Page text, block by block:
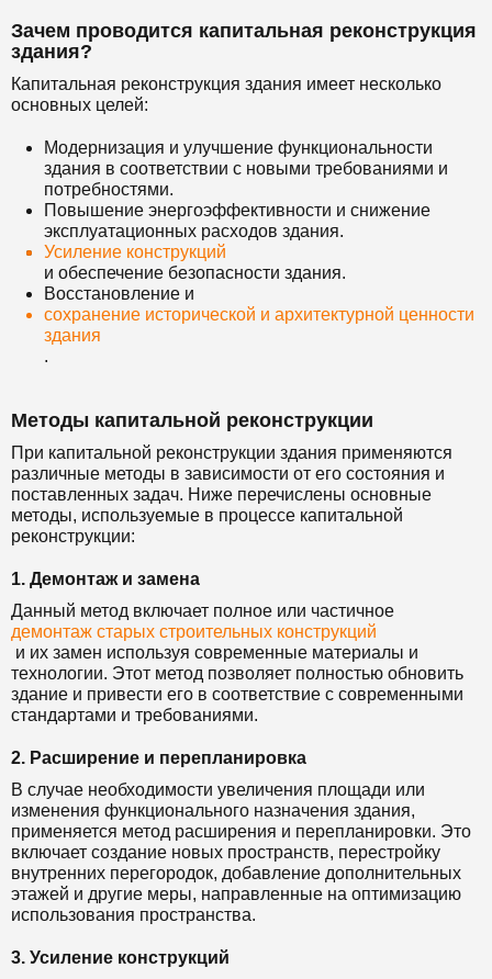
Зачем проводится капитальная реконструкция
здания?
Капитальная реконструкция здания имеет несколько
основных целей:
Модернизация и улучшение функциональности
здания в соответствии с новыми требованиями и
потребностями.
Повышение энергоэффективности и снижение
эксплуатационных расходов здания.
Усиление конструкций
и обеспечение безопасности здания.
Восстановление и
сохранение исторической и архитектурной ценности
здания
.
Методы капитальной реконструкции
При капитальной реконструкции здания применяются
различные методы в зависимости от его состояния и
поставленных задач. Ниже перечислены основные
методы, используемые в процессе капитальной
реконструкции:
1. Демонтаж и замена
Данный метод включает полное или частичное
демонтаж старых строительных конструкций
и их замен используя современные материалы и
технологии. Этот метод позволяет полностью обновить
здание и привести его в соответствие с современными
стандартами и требованиями.
2. Расширение и перепланировка
В случае необходимости увеличения площади или
изменения функционального назначения здания,
применяется метод расширения и перепланировки. Это
включает создание новых пространств, перестройку
внутренних перегородок, добавление дополнительных
этажей и другие меры, направленные на оптимизацию
использования пространства.
3. Усиление конструкций